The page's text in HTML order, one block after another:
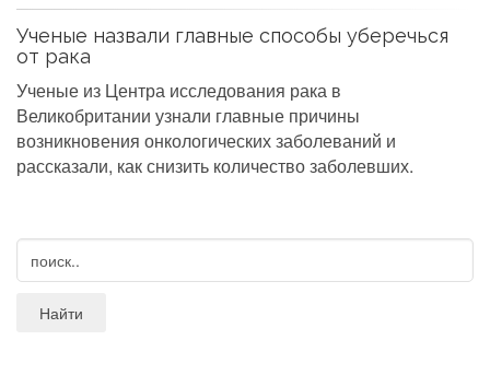
Ученые назвали главные способы уберечься
от рака
Ученые из Центра исследования рака в
Великобритании узнали главные причины
возникновения онкологических заболеваний и
рассказали, как снизить количество заболевших.